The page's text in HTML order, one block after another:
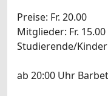
Preise: Fr. 20.00
Mitglieder: Fr. 15.00
Studierende/
ab 20:00 Uhr